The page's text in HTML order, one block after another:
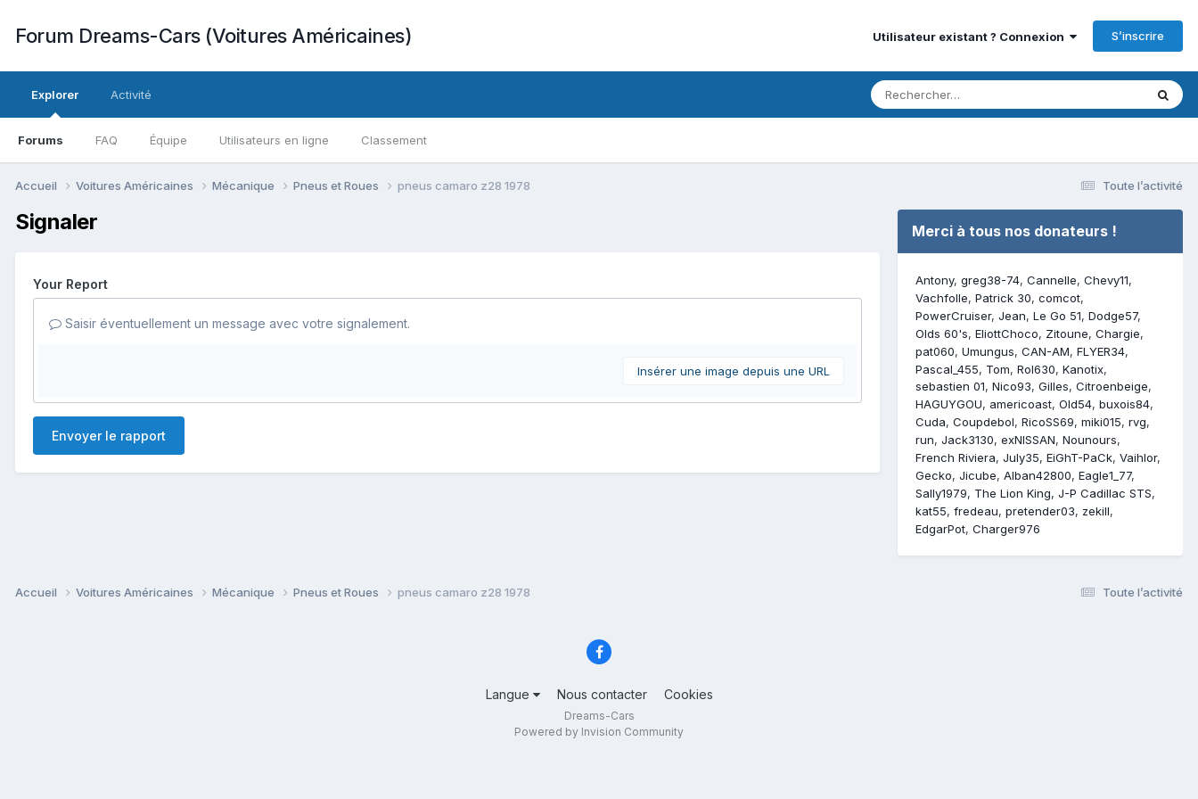
Forum Dreams-Cars (Voitures Américaines) Utilisateur existant ? Connexion S’inscrire
Explorer
Forums FAQ Équipe Utilisateurs en ligne Classement
Activité
Toute l’activité
Accueil Voitures Américaines Mécanique Pneus et Roues pneus camaro z28 1978
Signaler
Your Report
Saisir éventuellement un message avec votre signalement.
Insérer une image depuis une URL
Envoyer le rapport
Merci à tous nos donateurs !
Antony greg38-74 Cannelle Chevy11
Vachfolle Patrick 30 comcot
PowerCruiser Jean Le Go 51 Dodge57
Olds 60's EliottChoco Zitoune Chargie
pat060 Umungus CAN-AM FLYER34
Pascal_455
Tom Rol630 Kanotix
sebastien 01 Nico93 Gilles Citroenbeige
HAGUYGOU
americoast Old54 buxois84
Cuda Coupdebol RicoSS69 miki015 rvg
run Jack3130 exNISSAN Nounours
French Riviera July35 EiGhT-PaCk Vaihlor
Gecko Jicube Alban42800 Eagle1_77
Sally1979
The Lion King J-P Cadillac STS
kat55 fredeau pretender03
zekill
EdgarPot Charger976
Toute l’activité
Accueil Voitures Américaines Mécanique Pneus et Roues pneus camaro z28 1978
Langue Nous contacter Cookies
Dreams-Cars
Powered by Invision Community